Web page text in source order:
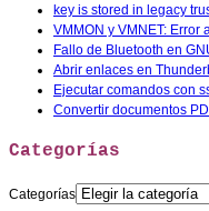
key is stored in legacy
VMMON y VMNET: Error
Fallo de Bluetooth en
Abrir enlaces en
Ejecutar comandos con
Convertir documentos
Categorías
Categorías